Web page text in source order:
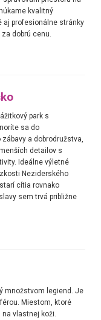
kvalitný
aj profesionálne stránky
za dobrú cenu.
park s
sa do
a dobrodružstva,
detailov s
Ideálne výletné
Neziderského
cítia rovnako
sem trvá približne
množstvom legiend. Je
Miestom, ktoré
vlastnej koži.